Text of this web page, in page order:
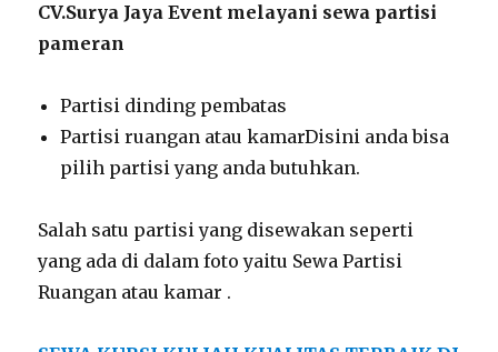
CV.Surya Jaya Event melayani sewa partisi
pameran
Partisi dinding pembatas
Partisi ruangan atau kamarDisini anda bisa
pilih partisi yang anda butuhkan.
Salah satu partisi yang disewakan seperti
yang ada di dalam foto yaitu Sewa Partisi
Ruangan atau kamar .